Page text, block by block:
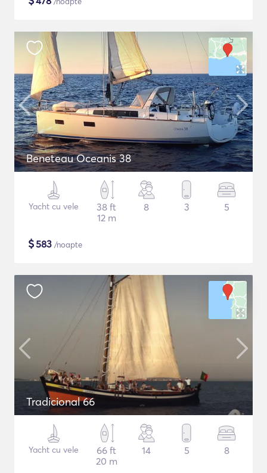
Beneteau Oceanis 38
Yacht cu vele
38 ft
12 m
8 3 5
$583 /noapte
Tradicional 66
Yacht cu vele
66 ft
20 m
14 5 8